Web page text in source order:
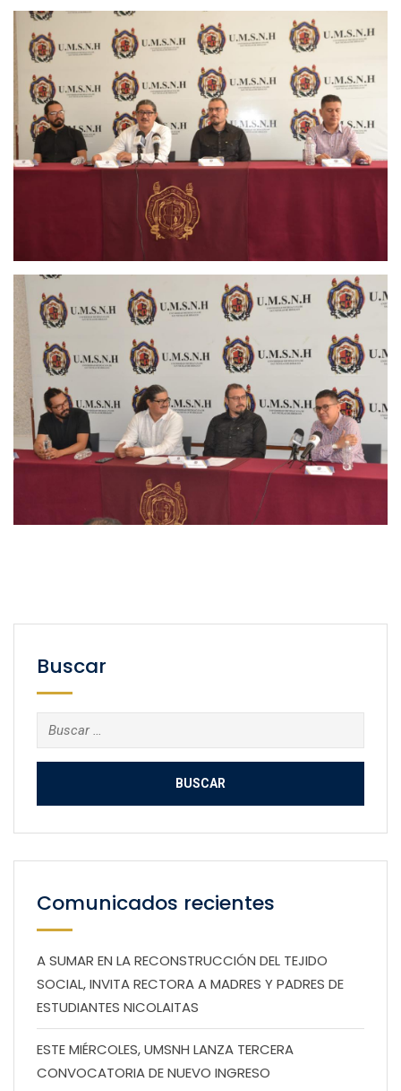
Buscar
Buscar:
Comunicados recientes
A SUMAR EN LA RECONSTRUCCIÓN DEL TEJIDO
SOCIAL, INVITA RECTORA A MADRES Y PADRES DE
ESTUDIANTES NICOLAITAS
ESTE MIÉRCOLES, UMSNH LANZA TERCERA
CONVOCATORIA DE NUEVO INGRESO